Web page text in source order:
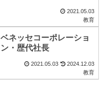
2021.05.03
教育
ベネッセコーポレーショ
ン・歴代社長
2021.05.03
2024.12.03
教育